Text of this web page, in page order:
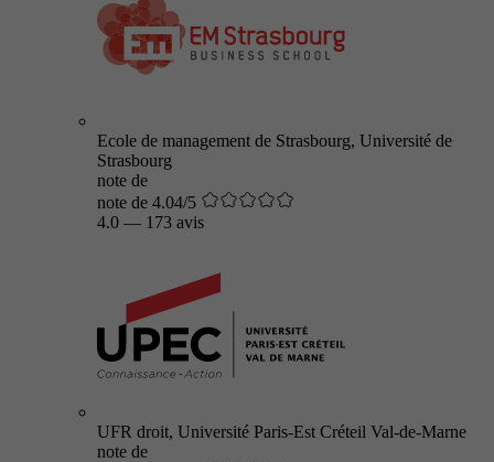
Ecole de management de Strasbourg, Université de
Strasbourg
note de
note de 4.04/5
4.0 — 173 avis
UFR droit, Université Paris-Est Créteil Val-de-Marne
note de